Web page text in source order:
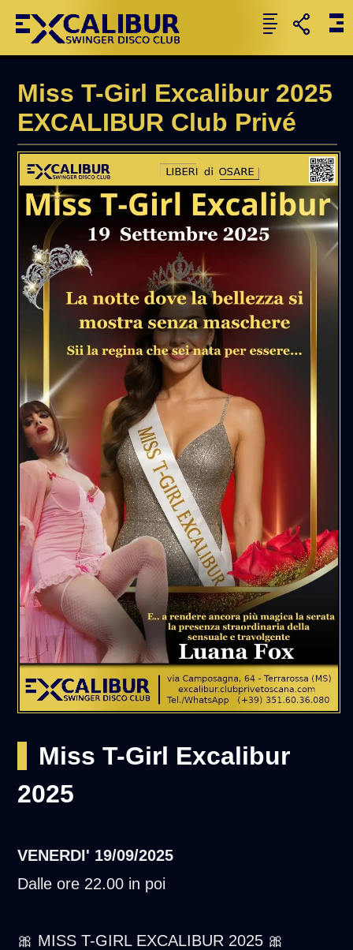
Miss T-Girl Excalibur 2025
EXCALIBUR Club Privé
Miss T-Girl Excalibur
2025
VENERDI' 19/09/2025
Dalle ore 22.00 in poi
🎀 MISS T-GIRL EXCALIBUR 2025 🎀